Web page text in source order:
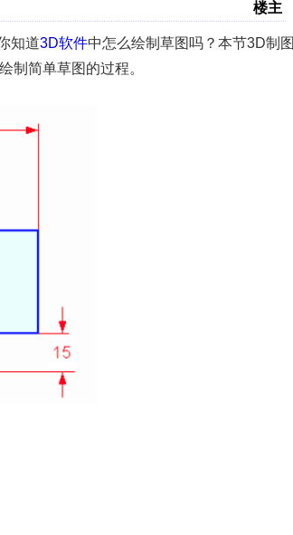
楼主
知道3D软件中怎么绘制草图吗？本节3D制图
制简单草图的过程。